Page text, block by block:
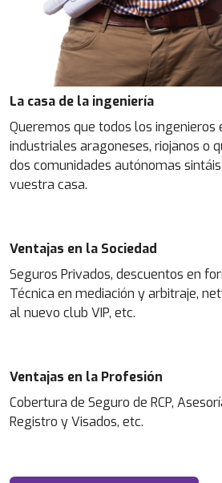
La casa de la ingeniería
Queremos que todos los ingenieros
industriales aragoneses, riojanos o
dos comunidades autónomas
vuestra casa.
Ventajas en la Sociedad
Seguros Privados, descuentos en
Técnica en mediación y arbitraje,
al nuevo club VIP, etc.
Ventajas en la Profesión
Cobertura de Seguro de RCP,
Registro y Visados, etc.